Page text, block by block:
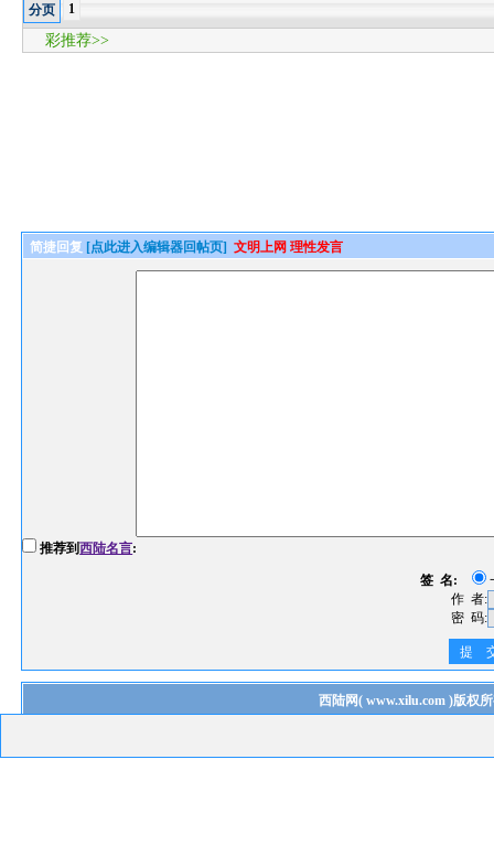
分页 1
彩推荐>>
简捷回复 [点此进入编辑器回帖页] 文明上网 理性发言
推荐到西陆名言:
签 名:
作 者:
密 码:
提
西陆网( www.xilu.com)版权